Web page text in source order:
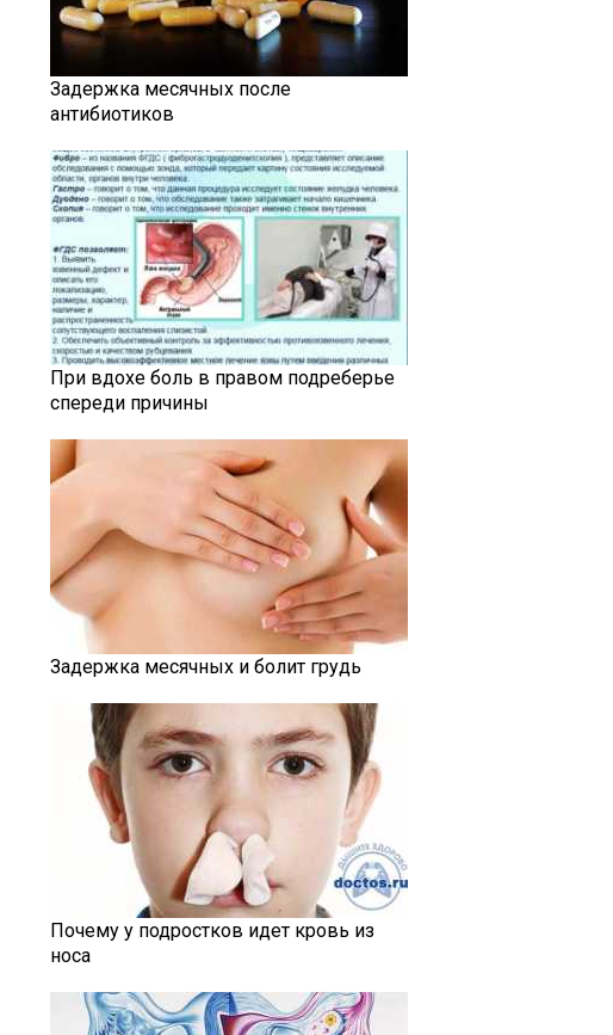
Задержка месячных после
антибиотиков
При вдохе боль в правом подреберье
спереди причины
Задержка месячных и болит грудь
Почему у подростков идет кровь из
носа